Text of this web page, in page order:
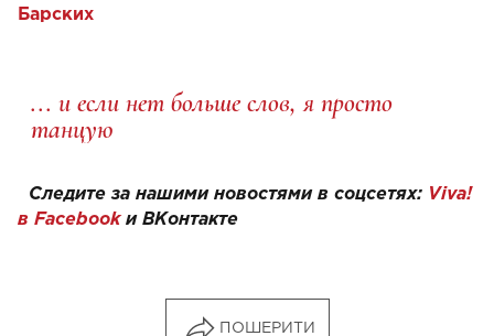
Барских
... и если нет больше слов, я просто
танцую
Следите за нашими новостями в соцсетях: Viva!
в Facebookи ВКонтакте
ПОШЕРИТИ